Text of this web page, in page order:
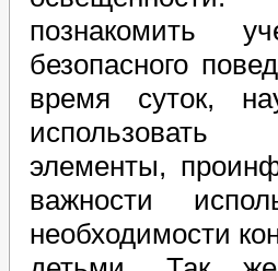
познакомить
безопасного
время суток,
элементы,
важности
необходимости